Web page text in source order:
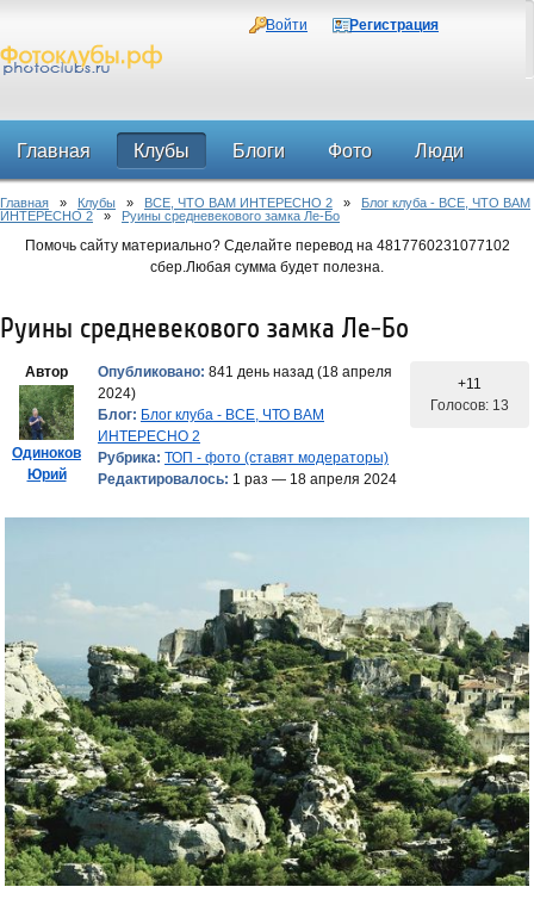
Войти Регистрация
Главная Клубы Блоги Фото Люди
Форум
Главная » Клубы » ВСЕ, ЧТО ВАМ ИНТЕРЕСНО 2 » Блог клуба - ВСЕ, ЧТО ВАМ
ИНТЕРЕСНО 2 » Руины средневекового замка Ле-Бо
Помочь сайту материально? Сделайте перевод на 4817760231077102
сбер.Любая сумма будет полезна.
Руины средневекового замка Ле-Бо
Автор
Одиноков
Юрий
Опубликовано: 841 день назад (18 апреля
2024)
Блог: Блог клуба - ВСЕ, ЧТО ВАМ
ИНТЕРЕСНО 2
Рубрика: ТОП - фото (ставят модераторы)
Редактировалось: 1 раз — 18 апреля 2024
+11
Голосов: 13